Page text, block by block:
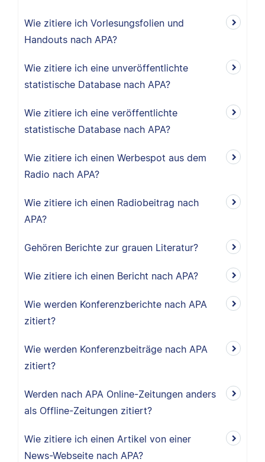
Wie zitiere ich Vorlesungsfolien und
Handouts nach APA?
Wie zitiere ich eine unveröffentlichte
statistische Database nach APA?
Wie zitiere ich eine veröffentlichte
statistische Database nach APA?
Wie zitiere ich einen Werbespot aus dem
Radio nach APA?
Wie zitiere ich einen Radiobeitrag nach
APA?
Gehören Berichte zur grauen Literatur?
Wie zitiere ich einen Bericht nach APA?
Wie werden Konferenzberichte nach APA
zitiert?
Wie werden Konferenzbeiträge nach APA
zitiert?
Werden nach APA Online-Zeitungen anders
als Offline-Zeitungen zitiert?
Wie zitiere ich einen Artikel von einer
News-Webseite nach APA?